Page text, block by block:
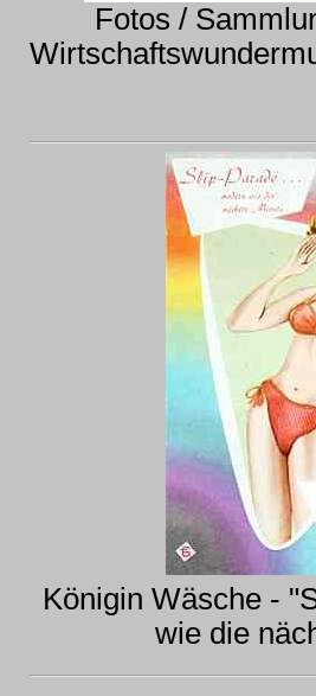
Fotos /
Königin Wäsche -
wie die